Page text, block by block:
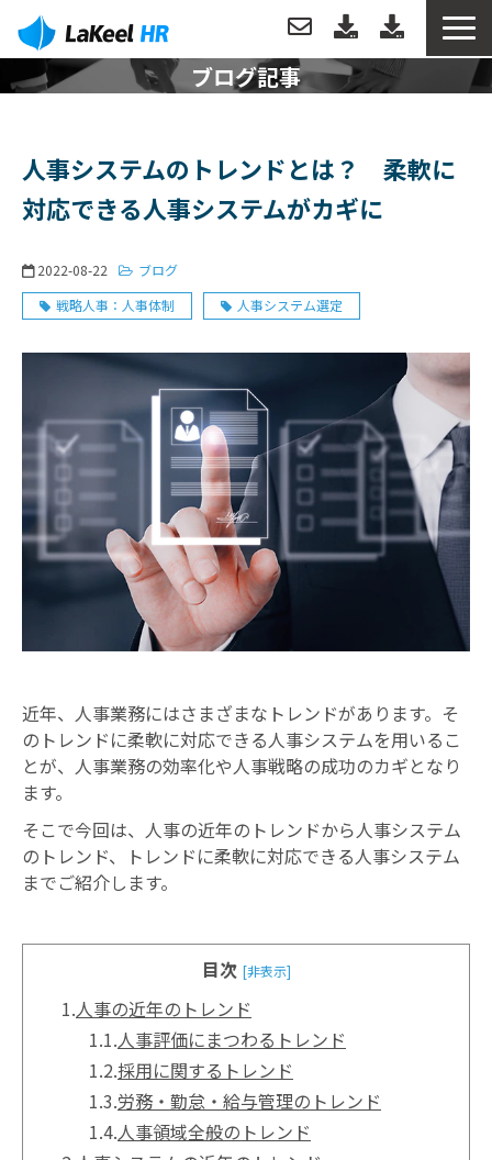
トップ
機能
分析例
お役立ち情報
お知らせ
ブログ記事
人事システムのトレンドとは？ 柔軟に
対応できる人事システムがカギに
2022-08-22
ブログ
戦略人事：人事体制
人事システム選定
近年、人事業務にはさまざまなトレンドがあります。そ
のトレンドに柔軟に対応できる人事システムを用いるこ
とが、人事業務の効率化や人事戦略の成功のカギとなり
ます。
そこで今回は、人事の近年のトレンドから人事システム
のトレンド、トレンドに柔軟に対応できる人事システム
までご紹介します。
目次 [非表示]
1.人事の近年のトレンド
1.1.人事評価にまつわるトレンド
1.2.採用に関するトレンド
1.3.労務・勤怠・給与管理のトレンド
1.4.人事領域全般のトレンド